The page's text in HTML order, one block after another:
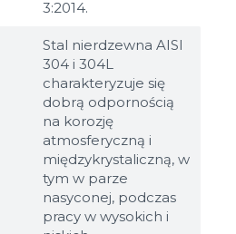
3:2014.
Stal nierdzewna AISI
304 i 304L
charakteryzuje się
dobrą odpornością
na korozję
atmosferyczną i
międzykrystaliczną, w
tym w parze
nasyconej, podczas
pracy w wysokich i